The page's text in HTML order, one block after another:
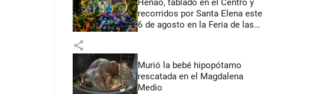
Henao, tablado en el Centro y
recorridos por Santa Elena este
6 de agosto en la Feria de las
share
Murió la bebé hipopótamo
rescatada en el Magdalena
Medio